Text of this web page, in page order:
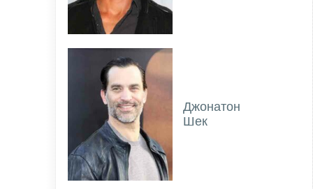
Джонатон
Шек